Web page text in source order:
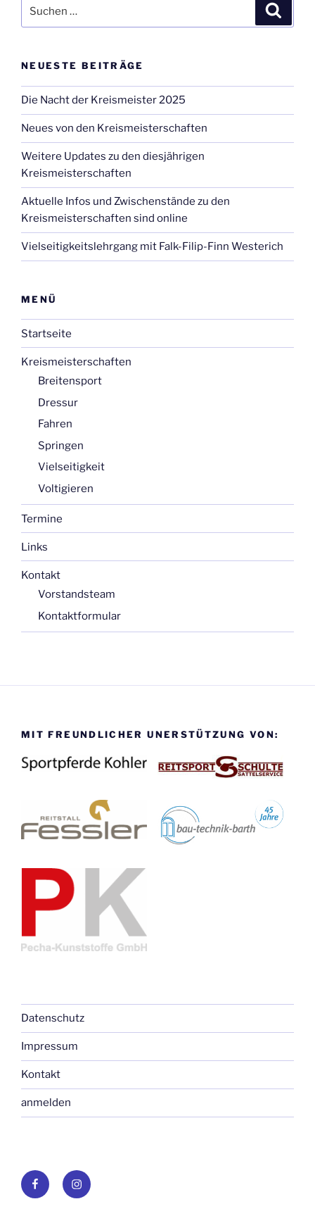
nach:
NEUESTE BEITRÄGE
Die Nacht der Kreismeister 2025
Neues von den Kreismeisterschaften
Weitere Updates zu den diesjährigen
Kreismeisterschaften
Aktuelle Infos und Zwischenstände zu den
Kreismeisterschaften sind online
Vielseitigkeitslehrgang mit Falk-Filip-Finn Westerich
MENÜ
Startseite
Kreismeisterschaften
Breitensport
Dressur
Fahren
Springen
Vielseitigkeit
Voltigieren
Termine
Links
Kontakt
Vorstandsteam
Kontaktformular
MIT FREUNDLICHER UNERSTÜTZUNG VON:
Datenschutz
Impressum
Kontakt
anmelden
FacebookInstagram